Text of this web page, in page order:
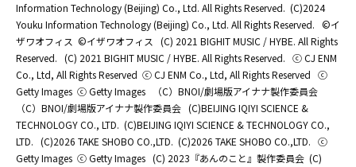
Information Technology (Beijing) Co., Ltd. All Rights Reserved. (C)2024
Youku Information Technology (Beijing) Co., Ltd. All Rights Reserved. ©イ
ザワオフィス ©イザワオフィス
(C) 2021 BIGHIT MUSIC / HYBE. All Rights
Reserved. (C) 2021 BIGHIT MUSIC / HYBE. All Rights Reserved. ⓒ CJ ENM
Co., Ltd, All Rights Reserved ⓒ CJ ENM Co., Ltd, All Rights Reserved ⓒ
Getty Images ⓒ Getty Images
（C）BNOI/劇場版アイナナ製作委員会
（C）BNOI/劇場版アイナナ製作委員会 (C)BEIJING IQIYI SCIENCE &
TECHNOLOGY CO., LTD. (C)BEIJING IQIYI SCIENCE & TECHNOLOGY CO.,
LTD. (C)2026 TAKE SHOBO CO.,LTD. (C)2026 TAKE SHOBO CO.,LTD. ⓒ
Getty Images ⓒ Getty Images (C) 2023『あんのこと』製作委員会 (C)